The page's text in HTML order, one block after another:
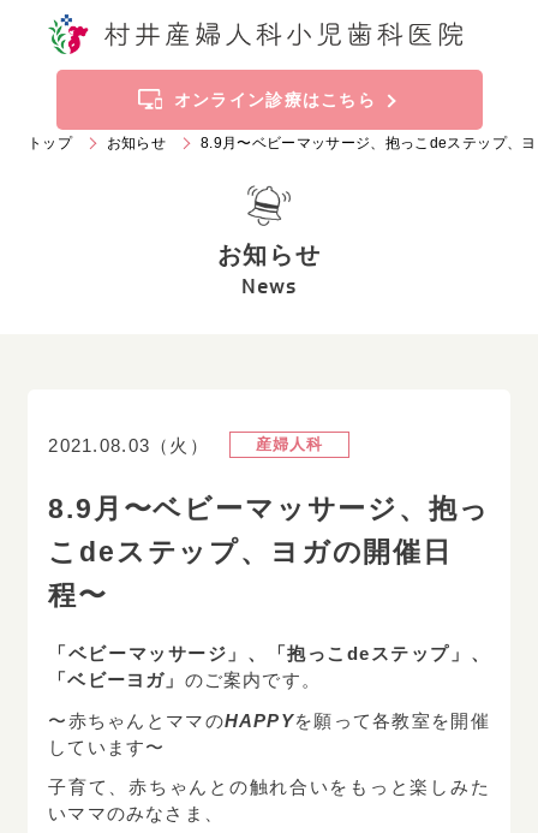
オンライン診療はこちら
トップ お知らせ
ご挨拶
産婦人科
Tel.019-636- 2211
小児歯科・歯科・矯正歯科
Tel.019-636-2233
ネット予約はこちら
トップ お知らせ 8.9月〜ベビーマッサージ、抱っこdeステップ、
お知らせ
News
2021.08.03（火） 産婦人科
8.9月〜ベビーマッサージ、抱っ
こdeステップ、ヨガの開催日
程〜
「ベビーマッサージ」、「抱っこdeステップ」、
「ベビーヨガ」 のご案内です。
〜赤ちゃんとママのHAPPYを願って各教室を開催
しています〜
子育て、赤ちゃんとの触れ合いをもっと楽しみた
いママのみなさま、